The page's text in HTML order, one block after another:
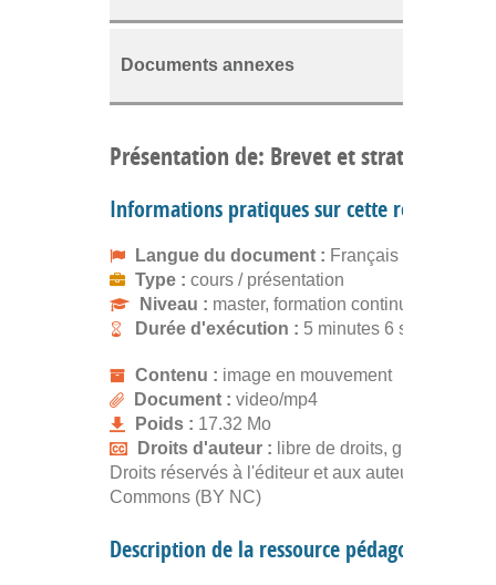
Documents annexes
Présentation de: Brevet et stratégie
Informations pratiques sur cette ressource
Langue du document : Français
Type : cours / présentation
Niveau : master, formation continue
Durée d'exécution : 5 minutes 6 secondes
Contenu : image en mouvement
Document : video/mp4
Poids : 17.32 Mo
Droits d'auteur : libre de droits, gratuit
Droits réservés à l'éditeur et aux auteurs.
Commons (BY NC)
Description de la ressource pédagogique